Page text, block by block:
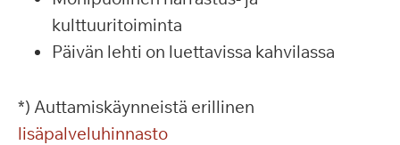
kulttuuritoiminta
Päivän lehti on luettavissa kahvilassa
*) Auttamiskäynneistä erillinen
lisäpalveluhinnasto